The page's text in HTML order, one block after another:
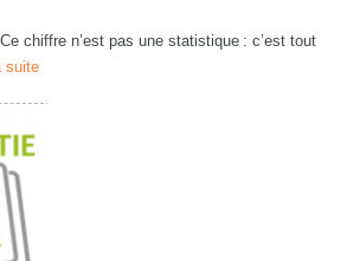
chiffre n’est pas une statistique : c’est tout
suite